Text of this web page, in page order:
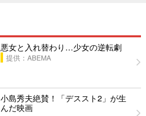
悪女と入れ替わり…少女の逆転劇
提供：ABEMA
小島秀夫絶賛！「デススト2」が生
んだ映画